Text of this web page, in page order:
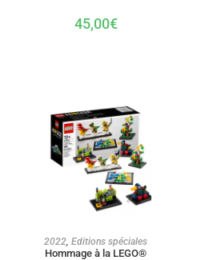
45,00€
AJOUTER AU PANIER
2022 Editions spéciales
Hommage à la LEGO®